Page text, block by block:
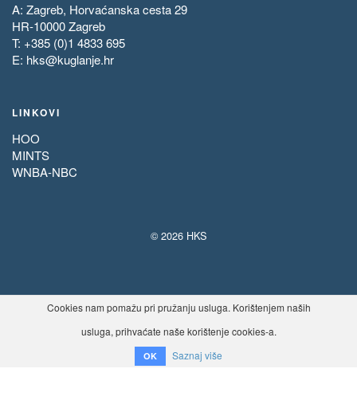
A: Zagreb, Horvaćanska cesta 29
HR-10000 Zagreb
T: +385 (0)1 4833 695
E: hks@kuglanje.hr
LINKOVI
HOO
MINTS
WNBA-NBC
© 2026 HKS
Cookies nam pomažu pri pružanju usluga. Korištenjem naših
usluga, prihvaćate naše korištenje cookies-a.
OK Saznaj više